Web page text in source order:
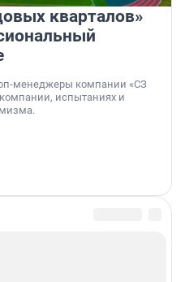
кварталов»
менеджеры компании «СЗ
испытаниях и